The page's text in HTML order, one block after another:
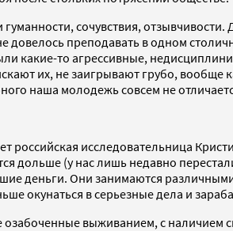
сочувствия,
довелось преподавать в одном
какие-то агрессивные,
их, не заигрывают грубо, вообще
наша молодежь совсем не
исследовательница
(у нас лишь недавно
деньги. Они занимаются
окунаться в серьезные дела и
выживанием, с